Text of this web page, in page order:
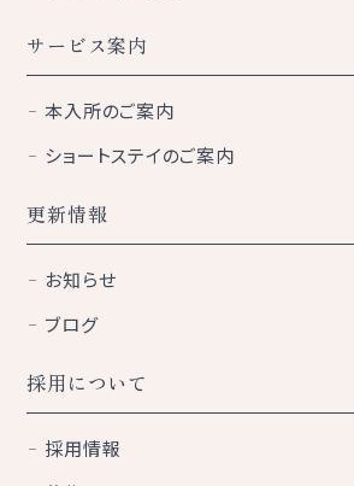
サービス案内
本入所のご案内
ショートステイのご案内
更新情報
お知らせ
ブログ
採用について
採用情報